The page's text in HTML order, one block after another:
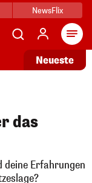
NewsFlix
Neueste
das
deine Erfahrungen